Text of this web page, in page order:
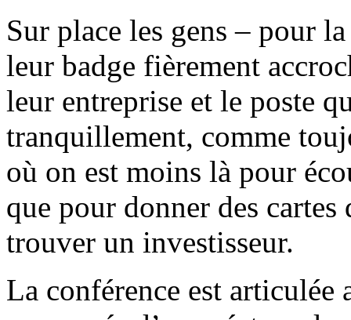
Sur place les gens – pour
leur badge fièrement
leur entreprise et le poste
tranquillement, comme
où on est moins là pour
que pour donner des
trouver un investisseur.
La conférence est articulée